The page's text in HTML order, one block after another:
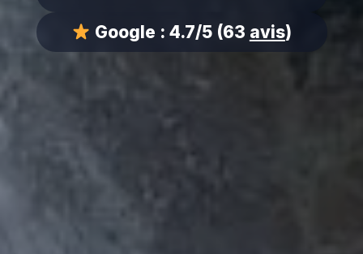
Google : 4.7/5(63 avis)